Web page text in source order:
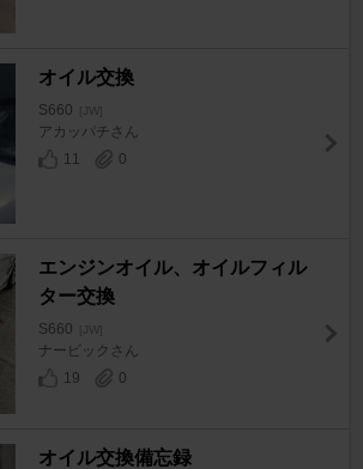
オイル交換
S660 [JW]
アカッパチさん
11
0
エンジンオイル、オイルフィル
ター交換
S660 [JW]
ナービックさん
19
0
オイル交換備忘録